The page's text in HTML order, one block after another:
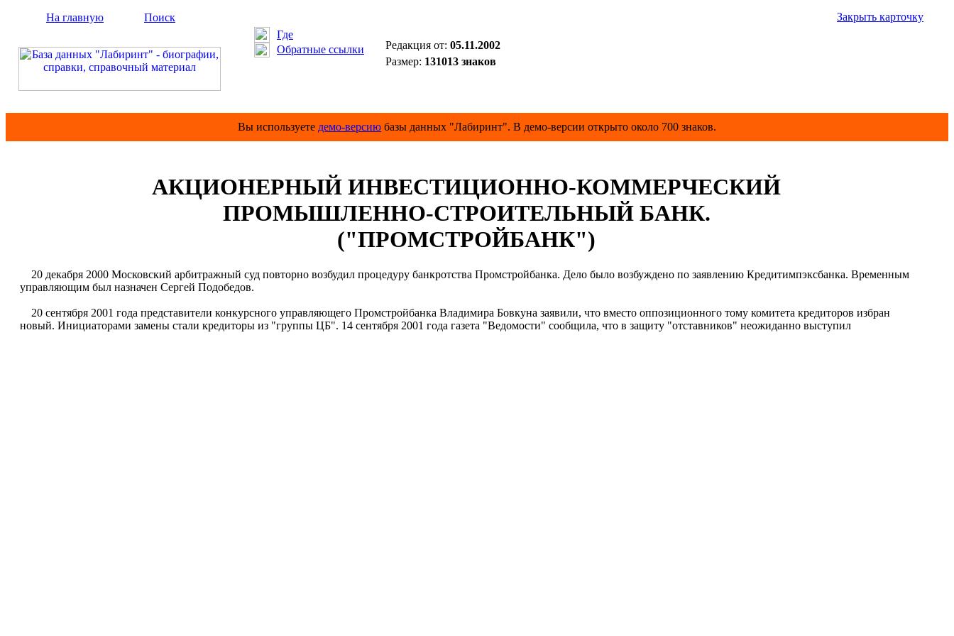
На главную
Поиск
Где
Обратные ссылки
Закрыть карточку
Редакция от: 05.11.2002
Размер: 131013 знаков
Вы используете демо-версию базы данных "Лабиринт". В демо-версии открыто около 700 знаков.
АКЦИОНЕРНЫЙ ИНВЕСТИЦИОННО-КОММЕРЧЕСКИЙ
ПРОМЫШЛЕННО-СТРОИТЕЛЬНЫЙ БАНК.
("ПРОМСТРОЙБАНК")
20 декабря 2000 Московский арбитражный суд повторно возбудил процедуру банкротства Промстройбанка. Дело было возбуждено по заявлению Кредитимпэксбанка. Временным
управляющим был назначен Сергей Подобедов.
20 сентября 2001 года представители конкурсного управляющего Промстройбанка Владимира Бовкуна заявили, что вместо оппозиционного тому комитета кредиторов избран
новый. Инициаторами замены стали кредиторы из "группы ЦБ". 14 сентября 2001 года газета "Ведомости" сообщила, что в защиту "отставников" неожиданно выступил